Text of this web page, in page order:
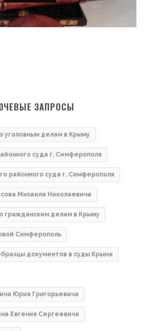
ЗАПРОСЫ
уголовным делам в Крыму
суда г. Симферополя
районного суда г. Симферополя
Михаила Николаевича
гражданским делам в Крыму
Симферополь
документов в суды Крыма
Юрия Григорьевича
Евгения Сергеевича